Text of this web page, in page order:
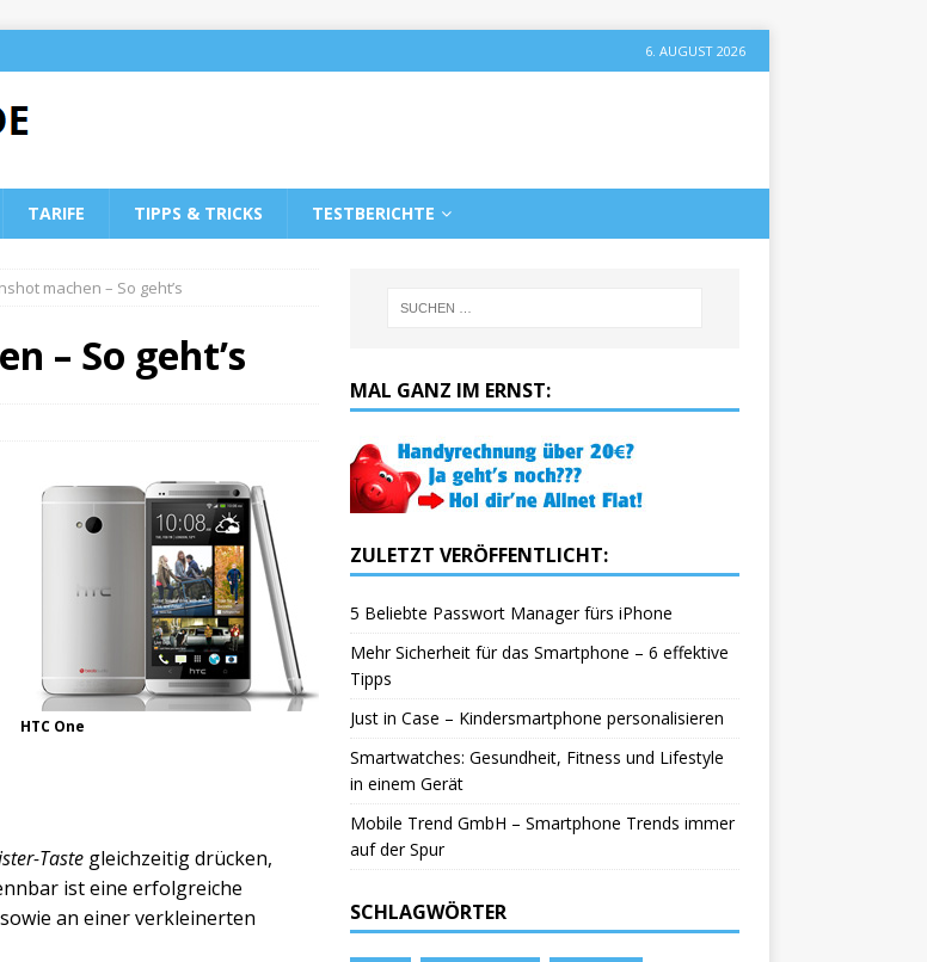
6. AUGUST 2026
TARIFE TIPPS & TRICKS TESTBERICHTE
machen – So geht’s
– So geht’s
HTC One
Taste gleichzeitig drücken,
ist eine erfolgreiche
an einer verkleinerten
MAL GANZ IM ERNST:
ZULETZT VERÖFFENTLICHT:
5 Beliebte Passwort Manager fürs iPhone
Mehr Sicherheit für das Smartphone – 6 effektive
Tipps
Just in Case – Kindersmartphone personalisieren
Smartwatches: Gesundheit, Fitness und Lifestyle
in einem Gerät
Mobile Trend GmbH – Smartphone Trends immer
auf der Spur
SCHLAGWÖRTER